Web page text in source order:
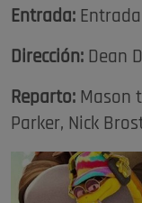
Entrada:
Dirección: Dean
Reparto: Mason
Parker, Nick